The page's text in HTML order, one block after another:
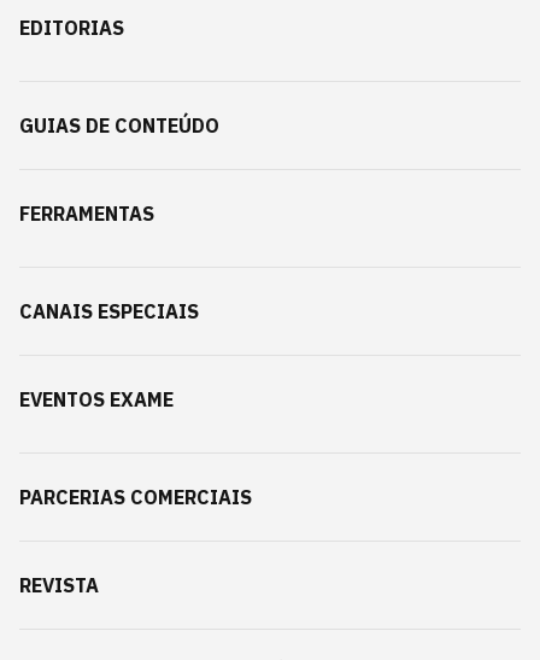
EDITORIAS
GUIAS DE CONTEÚDO
FERRAMENTAS
CANAIS ESPECIAIS
EVENTOS EXAME
PARCERIAS COMERCIAIS
REVISTA